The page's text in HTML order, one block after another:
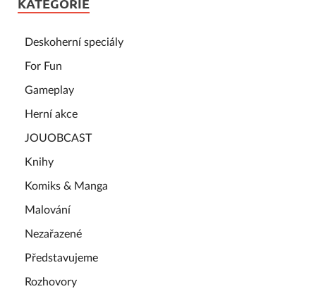
KATEGORIE
Deskoherní speciály
For Fun
Gameplay
Herní akce
JOUOBCAST
Knihy
Komiks & Manga
Malování
Nezařazené
Představujeme
Rozhovory